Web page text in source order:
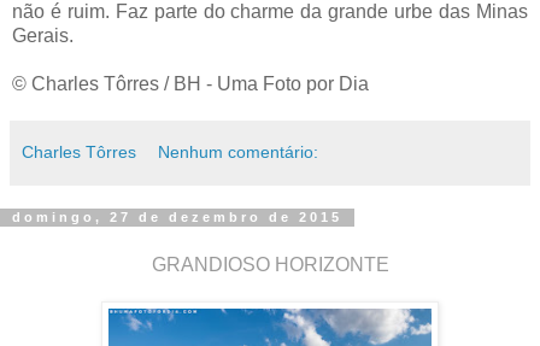
não é ruim. Faz parte do charme da grande urbe das Minas
Gerais.
© Charles Tôrres / BH - Uma Foto por Dia
Charles Tôrres Nenhum comentário:
domingo, 27 de dezembro de 2015
GRANDIOSO HORIZONTE